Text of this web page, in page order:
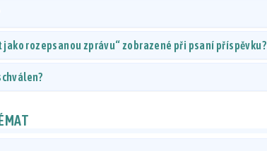
rozepsanou zprávu“ zobrazené při psaní příspěvku?